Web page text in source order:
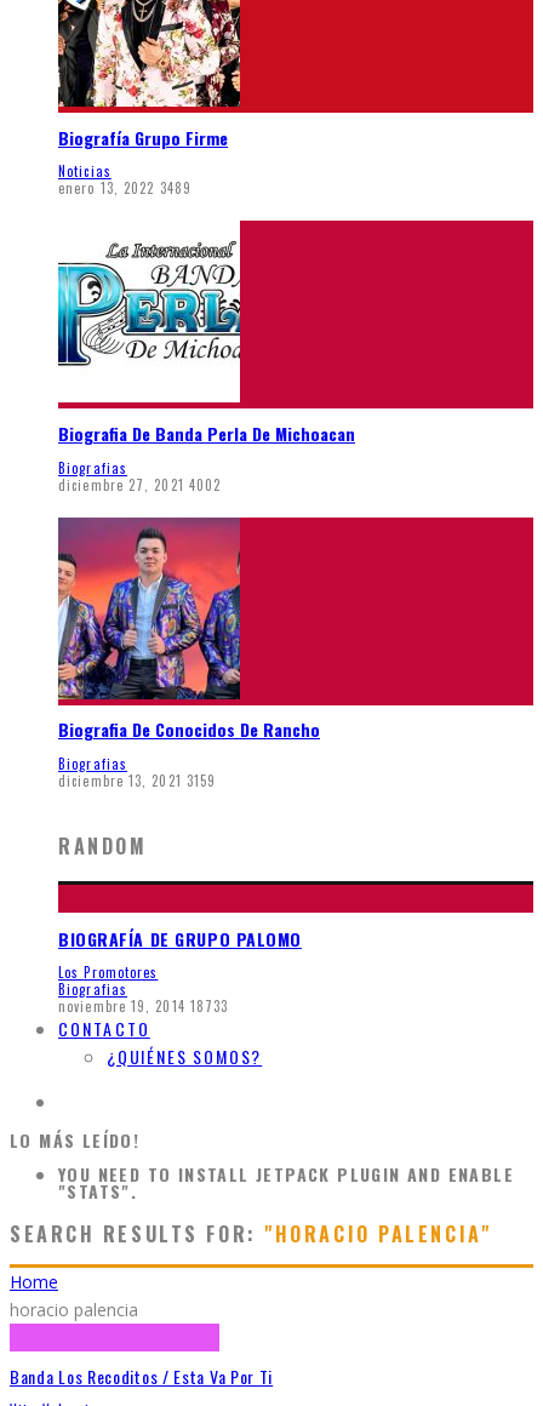
Biografía Grupo Firme
Noticias
enero 13, 2022 3489
Biografia De Banda Perla De Michoacan
Biografias
diciembre 27, 2021 4002
Biografia De Conocidos De Rancho
Biografias
diciembre 13, 2021 3159
RANDOM
BIOGRAFÍA DE GRUPO PALOMO
Los Promotores
Biografias
noviembre 19, 2014 18733
CONTACTO
¿QUIÉNES SOMOS?
LO MÁS LEÍDO!
YOU NEED TO INSTALL JETPACK PLUGIN AND ENABLE
"STATS".
SEARCH RESULTS FOR: "HORACIO PALENCIA"
Home
horacio palencia
Banda Los Recoditos / Esta Va Por Ti